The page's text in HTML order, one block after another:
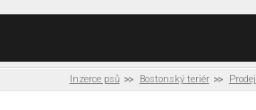
Inzerce psů Bostonský teriér Prodej